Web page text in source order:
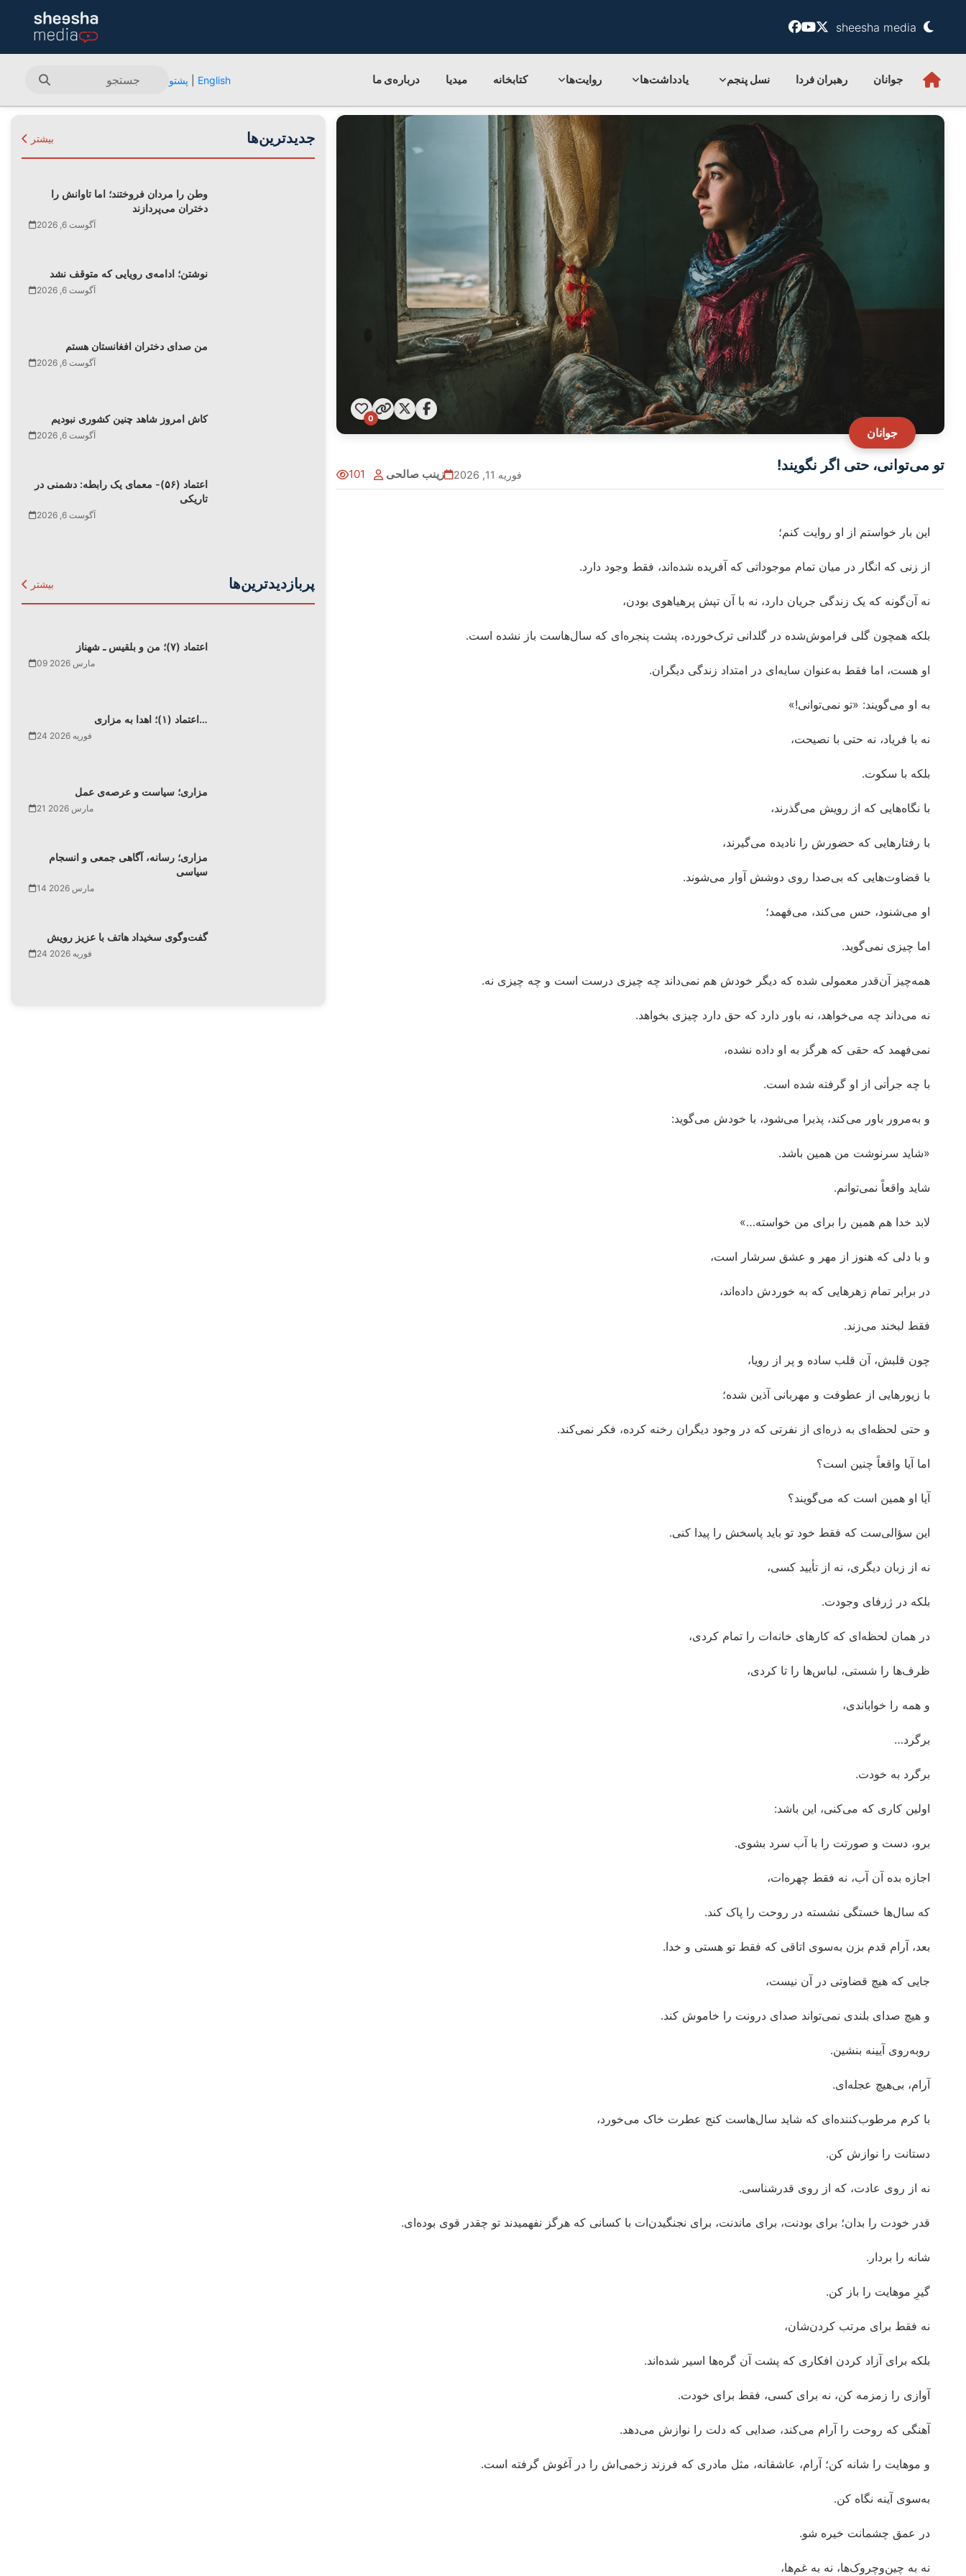
sheesha media
جوانان رهبران فردا نسل پنجم یادداشت‌ها روایت‌ها کتابخانه میدیا درباره‌ی‌ ما English پشتو
جوانان
0
تو می‌توانی، حتی اگر نگویند!
101 زینب صالحی فوریه 11, 2026
این بار خواستم از او روایت کنم؛
از زنی که انگار در میان تمام موجوداتی که آفریده شده‌اند، فقط وجود دارد.
نه آن‌گونه که یک زندگی جریان دارد، نه با آن تپش پرهیاهوی بودن،
بلکه همچون گلی فراموش‌شده در گلدانی ترک‌خورده، پشت پنجره‌ای که سال‌هاست باز نشده است.
او هست، اما فقط به‌عنوان سایه‌ای در امتداد زندگی دیگران.
به او می‌گویند: «تو نمی‌توانی!»
نه با فریاد، نه حتی با نصیحت،
بلکه با سکوت.
با نگاه‌هایی که از رویش می‌گذرند،
با رفتارهایی که حضورش را نادیده می‌گیرند،
با قضاوت‌هایی که بی‌صدا روی دوشش آوار می‌شوند.
او می‌شنود، حس می‌کند، می‌فهمد؛
اما چیزی نمی‌گوید.
همه‌چیز آن‌قدر معمولی شده که دیگر خودش هم نمی‌داند چه چیزی درست است و چه چیزی نه.
نه می‌داند چه می‌خواهد، نه باور دارد که حق دارد چیزی بخواهد.
نمی‌فهمد که حقی که هرگز به او داده نشده،
با چه جرأتی از او گرفته شده است.
و به‌مرور باور می‌کند، پذیرا می‌شود، با خودش می‌گوید:
«شاید سرنوشت من همین باشد.
شاید واقعاً نمی‌توانم.
لابد خدا هم همین را برای من خواسته…»
و با دلی که هنوز از مهر و عشق سرشار است،
در برابر تمام زهرهایی که به خوردش داده‌اند،
فقط لبخند می‌زند.
چون قلبش، آن قلب ساده و پر از رویا،
با زیورهایی از عطوفت و مهربانی آذین شده؛
و حتی لحظه‌ای به ذره‌ای از نفرتی که در وجود دیگران رخنه کرده، فکر نمی‌کند.
اما آیا واقعاً چنین است؟
آیا او همین است که می‌گویند؟
این سؤالی‌ست که فقط خود تو باید پاسخش را پیدا کنی.
نه از زبان دیگری، نه از تأیید کسی،
بلکه در ژرفای وجودت.
در همان لحظه‌ای که کارهای خانه‌ات را تمام کردی،
ظرف‌ها را شستی، لباس‌ها را تا کردی،
و همه را خواباندی،
برگرد…
برگرد به خودت.
اولین کاری که می‌کنی، این باشد:
برو، دست و صورتت را با آب سرد بشوی.
اجازه بده آن آب، نه فقط چهره‌ات،
که سال‌ها خستگی نشسته در روحت را پاک کند.
بعد، آرام قدم بزن به‌سوی اتاقی که فقط تو هستی و خدا.
جایی که هیچ قضاوتی در آن نیست،
و هیچ صدای بلندی نمی‌تواند صدای درونت را خاموش کند.
روبه‌روی آیینه بنشین.
آرام، بی‌هیچ عجله‌ای.
با کرم مرطوب‌کننده‌ای که شاید سال‌هاست کنج عطرت خاک می‌خورد،
دستانت را نوازش کن.
نه از روی عادت، که از روی قدرشناسی.
قدر خودت را بدان؛ برای بودنت، برای ماندنت، برای نجنگیدن‌ات با کسانی که هرگز نفهمیدند تو چقدر قوی بوده‌ای.
شانه را بردار.
گیرِ موهایت را باز کن.
نه فقط برای مرتب کردن‌شان،
بلکه برای آزاد کردن افکاری که پشت آن گره‌ها اسیر شده‌اند.
آوازی را زمزمه کن، نه برای کسی، فقط برای خودت.
آهنگی که روحت را آرام می‌کند، صدایی که دلت را نوازش می‌دهد.
و موهایت را شانه کن؛ آرام، عاشقانه، مثل مادری که فرزند زخمی‌اش را در آغوش گرفته است.
به‌سوی آینه نگاه کن.
در عمق چشمانت خیره شو.
نه به چین‌وچروک‌ها، نه به غم‌ها،
جدیدترین‌ها بیشتر
وطن را مردان فروختند؛ اما تاوانش را
دختران می‌پردازند
آگوست 6, 2026
نوشتن؛ ادامه‌ی رویایی که متوقف نشد
آگوست 6, 2026
من صدای دختران افغانستان هستم
آگوست 6, 2026
کاش امروز شاهد چنین کشوری نبودیم
آگوست 6, 2026
اعتماد (۵۶)- معمای یک رابطه: دشمنی در
تاریکی
آگوست 6, 2026
پربازدیدترین‌ها بیشتر
اعتماد (۷)؛ من و بلقیس ـ شهناز
09 مارس 2026
اعتماد (۱)؛ اهدا به مزاری…
24 فوریه 2026
مزاری؛ سیاست و عرصه‌ی عمل
21 مارس 2026
مزاری؛ رسانه، آگاهی جمعی و انسجام
سیاسی
14 مارس 2026
گفت‌وگوی سخیداد هاتف با عزیز رویش
24 فوریه 2026